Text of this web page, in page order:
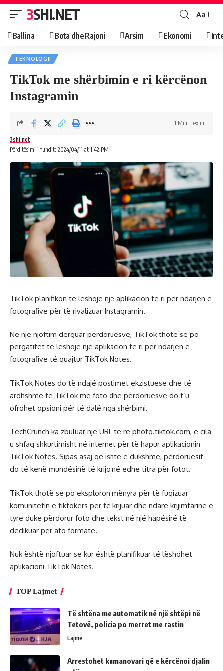
3SHI.NET Aa
Ballina Bota dhe Rajoni Arsim Ekonomi
TEKNOLOGJI
TikTok me shërbimin e ri kërcënon
Instagramin
Përditësimi i fundit: 2024/04/11 at 1:42 PM
3shi.net
1 Min. Leximi
TikTok planifikon të lëshojë një aplikacion të ri për ndarjen e
fotografive për të rivalizuar Instagramin.
Në një njoftim dërguar përdoruesve, TikTok thotë se po
përgatitet të lëshojë një aplikacion të ri për ndarjen e
fotografive të quajtur TikTok Notes.
TikTok Notes do të ndajë postimet ekzistuese dhe të
ardhshme të TikTok me foto dhe përdoruesve do t’u
ofrohet opsioni për të dalë nga shërbimi.
TechCrunch ka zbuluar një URL të re photo.tiktok.com, e cila
u shfaq shkurtimisht në internet për të hapur aplikacionin
TikTok Notes. Sipas asaj që ishte e dukshme, përdoruesit
do të kenë mundësinë të krijojnë edhe titra për fotot.
TikTok thotë se po eksploron mënyra për të fuqizuar
komunitetin e tiktokers për të krijuar dhe ndarë krijimtarinë e
tyre duke përdorur foto dhe tekst në një hapësirë të
dedikuar për ato formate.
Nuk është njoftuar se kur është planifikuar të lëshohet
aplikacioni TikTok Notes.
TOP Lajmet
Të shtëna me automatik në një shtëpi në
Tetovë, policia po merret me rastin
Lajme
Arrestohet kumanovari që e kërcënoi djalin